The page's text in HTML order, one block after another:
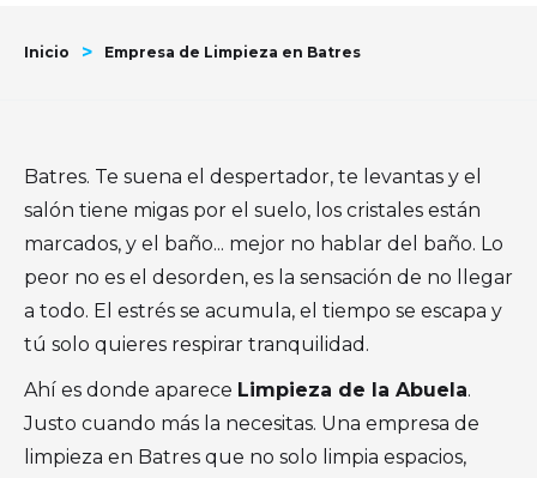
Inicio > Empresa de Limpieza en Batres
Batres. Te suena el despertador, te levantas y el
salón tiene migas por el suelo, los cristales están
marcados, y el baño... mejor no hablar del baño. Lo
peor no es el desorden, es la sensación de no llegar
a todo. El estrés se acumula, el tiempo se escapa y
tú solo quieres respirar tranquilidad.
Ahí es donde aparece Limpieza de la Abuela.
Justo cuando más la necesitas. Una empresa de
limpieza en Batres que no solo limpia espacios,